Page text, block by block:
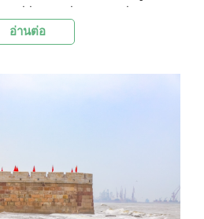
แห่งโลกยุคกลาง และยังได้รับ
อ่านต่อ